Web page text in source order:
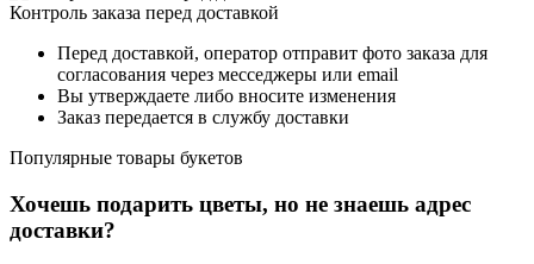
Контроль заказа перед доставкой
Перед доставкой, оператор отправит фото заказа для
согласования через месседжеры или email
Вы утверждаете либо вносите изменения
Заказ передается в службу доставки
Популярные товары букетов
Хочешь подарить цветы, но не знаешь адрес
доставки?